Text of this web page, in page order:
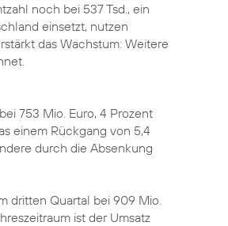
noch bei 537 Tsd., ein
einsetzt, nutzen
das Wachstum: Weitere
753 Mio. Euro, 4 Prozent
einem Rückgang von 5,4
durch die Absenkung
dritten Quartal bei 909 Mio.
ist der Umsatz